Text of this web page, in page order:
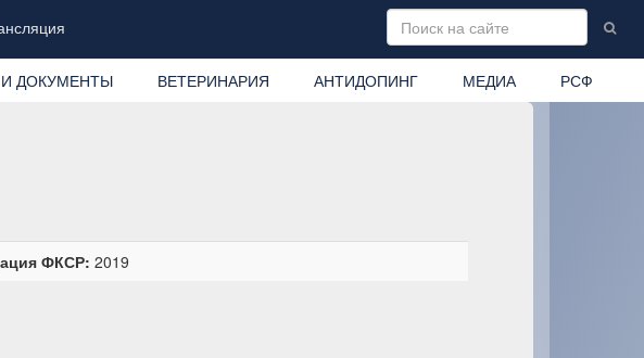
И ДОКУМЕНТЫ ВЕТЕРИНАРИЯ АНТИДОПИНГ МЕДИА РСФ
ФКСР: 2019